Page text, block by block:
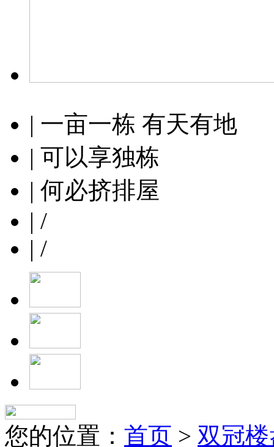
| 一亩一栋 有天有地
| 可以享独栋
| 何必挤排屋
| /
| /
您的位置： 首页 > 双冠